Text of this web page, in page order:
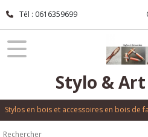
Tél : 0616359699
Stylo &
Stylos en bois et accessoires en bois de